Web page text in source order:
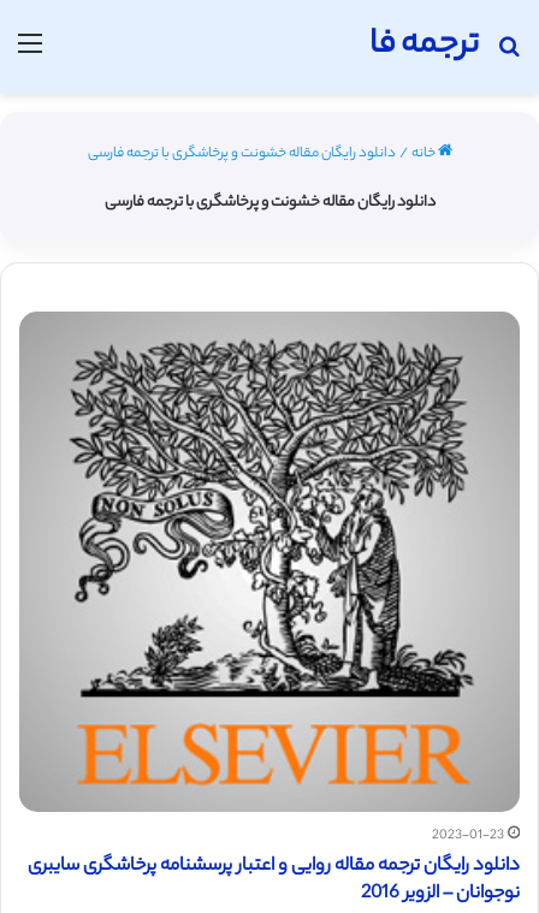
ترجمه فا
جستجو برای
خانه/ دانلود رایگان مقاله خشونت و پرخاشگری با ترجمه فارسی
دانلود رایگان مقاله خشونت و پرخاشگری با ترجمه فارسی
2023-01-23
دانلود رایگان ترجمه مقاله روایی و اعتبار پرسشنامه پرخاشگری سایبری
نوجوانان – الزویر 2016